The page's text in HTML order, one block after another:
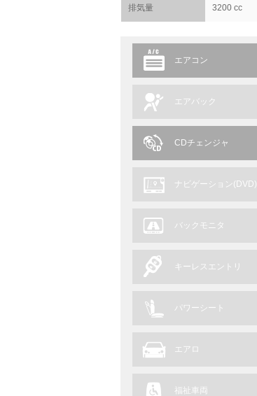
排気量 3200 cc
エアコン
エアバック
CDチェンジャ
ナビゲーション(DVD)
バックモニタ
キーレスエントリ
パワーシート
エアロ
福祉車両